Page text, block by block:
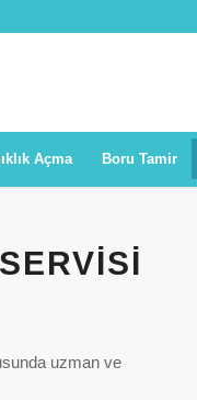
Açma Boru Tamir
uzman ve